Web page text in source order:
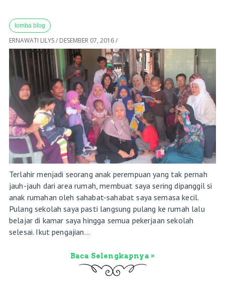
lomba blog
ERNAWATI LILYS/ DESEMBER 07, 2016/
Terlahir menjadi seorang anak perempuan yang tak pernah
jauh-jauh dari area rumah, membuat saya sering dipanggil si
anak rumahan oleh sahabat-sahabat saya semasa kecil.
Pulang sekolah saya pasti langsung pulang ke rumah lalu
belajar di kamar saya hingga semua pekerjaan sekolah
selesai. Ikut pengajian...
Baca Selengkapnya »